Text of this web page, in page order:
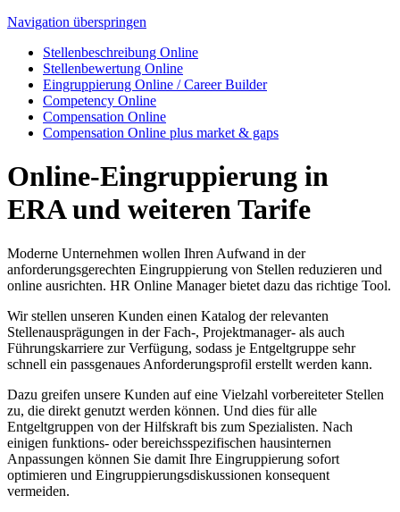
Navigation überspringen
Stellen­beschreibung Online
Stellen­bewertung Online
Ein­grup­pierung Online / Career Builder
Compe­tency Online
Compen­sation Online
Compensation Online plus market & gaps
Online-Eingruppierung in
ERA und weiteren Tarife
Moderne Unternehmen wollen Ihren Aufwand in der
anforderungsgerechten Eingruppierung von Stellen reduzieren und
online ausrichten. HR Online Manager bietet dazu das richtige Tool.
Wir stellen unseren Kunden einen Katalog der relevanten
Stellenausprägungen in der Fach-, Projektmanager- als auch
Führungskarriere zur Verfügung, sodass je Entgeltgruppe sehr
schnell ein passgenaues Anforderungsprofil erstellt werden kann.
Dazu greifen unsere Kunden auf eine Vielzahl vorbereiteter Stellen
zu, die direkt genutzt werden können. Und dies für alle
Entgeltgruppen von der Hilfskraft bis zum Spezialisten. Nach
einigen funktions- oder bereichsspezifischen hausinternen
Anpassungen können Sie damit Ihre Eingruppierung sofort
optimieren und Eingruppierungsdiskussionen konsequent
vermeiden.